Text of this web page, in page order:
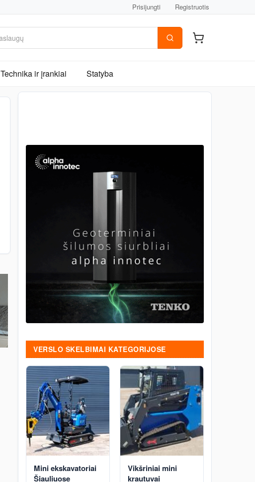
Prisijungti Registruotis
Technika ir įrankiai Statyba
VERSLO SKELBIMAI KATEGORIJOSE
Mini ekskavatoriai
Šiauliuose
Vikšriniai mini
krautuvai